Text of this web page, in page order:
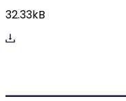
32.33kB